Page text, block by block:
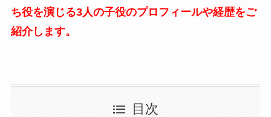
ち役を演じる3人の子役のプロフィールや経歴をご
紹介します。
目次